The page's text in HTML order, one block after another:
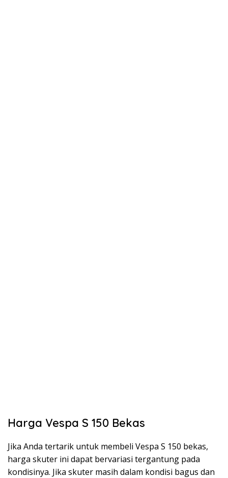
Harga Vespa S 150 Bekas
Jika Anda tertarik untuk membeli Vespa S 150 bekas,
harga skuter ini dapat bervariasi tergantung pada
kondisinya. Jika skuter masih dalam kondisi bagus dan